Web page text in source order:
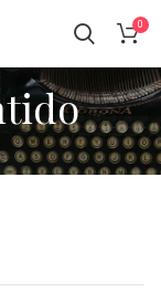
0